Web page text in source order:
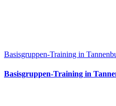
Basisgruppen-Training in
Basisgruppen-Training in